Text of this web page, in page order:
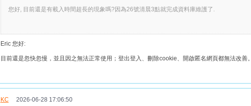
您好, 目前還是有載入時間超長的現象嗎?因為26號清晨3點就完成資料庫維護了.
Eric 您好:
目前還是忽快忽慢，並且因之無法正常使用；登出登入、刪除cookie、開啟匿名網頁都無法改善
KC 2026-06-28 17:06:50